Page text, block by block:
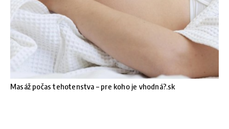
Masáž počas tehotenstva – pre koho je vhodná?.sk